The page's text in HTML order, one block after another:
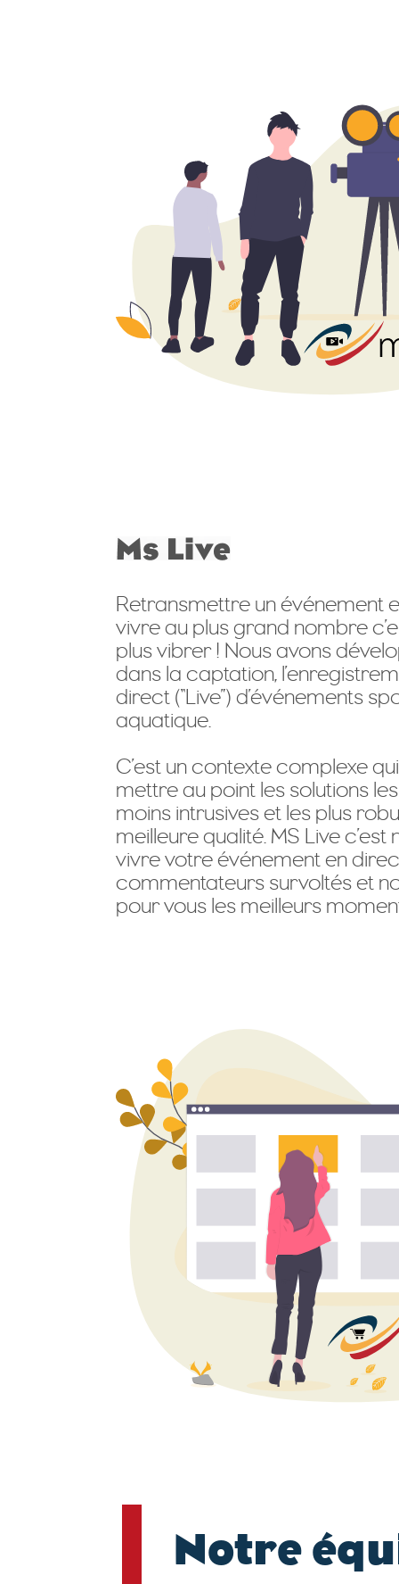
Retransmettre un événement
vivre au plus grand nombre
plus vibrer ! Nous avons
dans la captation,
direct (“Live”) d’événements
aquatique.
C’est un contexte complexe
mettre au point les solutions
moins intrusives et les plus
meilleure qualité. MS Live
vivre votre événement en
commentateurs survoltés et
pour vous les meilleurs
Notre